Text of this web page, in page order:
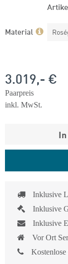
Material
3.019,- €
Paarpreis
inkl. MwSt.
Inklusive
Inklusive
Inklusive
Vor Ort